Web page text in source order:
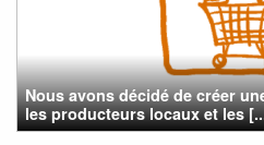
Nous avons décidé de créer
les producteurs locaux et les